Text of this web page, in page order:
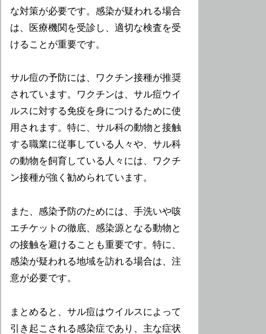
な対策が必要です。感染が疑われる場合
は、医療機関を受診し、適切な検査を受
けることが重要です。
サル痘の予防には、ワクチン接種が推奨
されています。ワクチンは、サル痘ウイ
ルスに対する免疫を身につけるために使
用されます。特に、サル科の動物と接触
する職業に従事している人々や、サル科
の動物を飼育している人々には、ワクチ
ン接種が強く勧められています。
また、感染予防のためには、手洗いや咳
エチケットの徹底、感染源となる動物と
の接触を避けることも重要です。特に、
感染が疑われる地域を訪れる場合は、注
意が必要です。
まとめると、サル痘はウイルスによって
引き起こされる感染症であり、主な症状